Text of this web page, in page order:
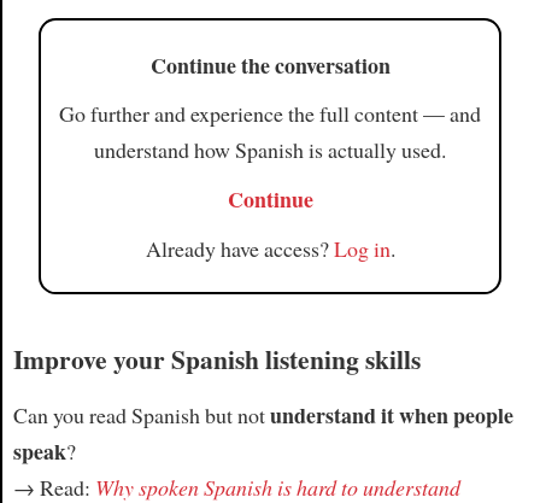
Continue the conversation
Go further and experience the full content — and
understand how Spanish is actually used.
Continue
Already have access?Log in.
Improve your Spanish listening skills
Can you read Spanish but notunderstand it when people
speak?
→ Read: Why spoken Spanish is hard to understand